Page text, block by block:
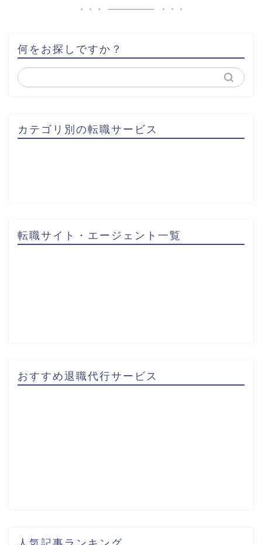
何をお探しですか？
カテゴリ別の転職サービス
転職サイト・エージェント一覧
おすすめ退職代行サービス